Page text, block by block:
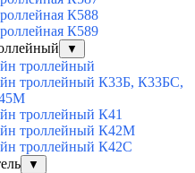
К588
К589
▼
троллейный
троллейный К33Б, К33БС,
троллейный К41
троллейный К42М
троллейный К42С
▼